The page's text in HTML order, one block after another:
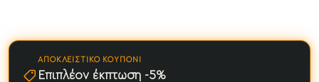
ΑΠΟΚΛΕΙΣΤΙΚΌ ΚΟΥΠΌΝΙ
Επιπλέον έκπτωση -5%